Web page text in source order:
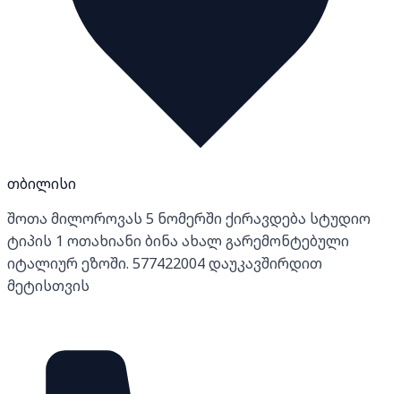
თბილისი
შოთა მილოროვას 5 ნომერში ქირავდება სტუდიო
ტიპის 1 ოთახიანი ბინა ახალ გარემონტებული
იტალიურ ეზოში. 577422004 დაუკავშირდით
მეტისთვის